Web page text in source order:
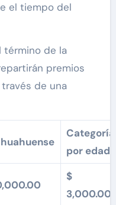
el tiempo del
término de la
premios
de una
Categoría
por edad
$
3,000.00